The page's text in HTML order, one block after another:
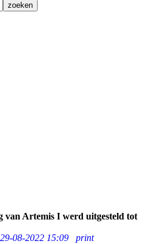
van Artemis I werd uitgesteld tot
29-08-2022 15:09
print